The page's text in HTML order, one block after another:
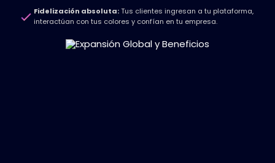
Fidelización absoluta:Tus clientes ingresan a tu plataforma,
interactúan con tus colores y confían en tu empresa.